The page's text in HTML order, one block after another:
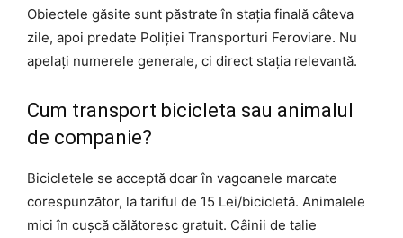
Obiectele găsite sunt păstrate în stația finală câteva
zile, apoi predate Poliției Transporturi Feroviare. Nu
apelați numerele generale, ci direct stația relevantă.
Cum transport bicicleta sau animalul
de companie?
Bicicletele se acceptă doar în vagoanele marcate
corespunzător, la tariful de 15 Lei/bicicletă. Animalele
mici în cușcă călătoresc gratuit. Câinii de talie